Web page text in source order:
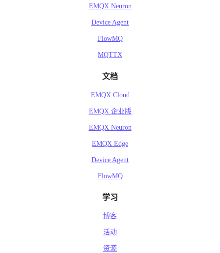
EMQX Neuron
Device Agent
FlowMQ
MQTTX
文档
EMQX Cloud
EMQX 企业版
EMQX Neuron
EMQX Edge
Device Agent
FlowMQ
学习
博客
活动
资源